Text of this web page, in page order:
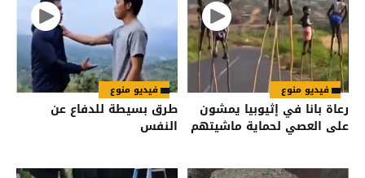
فيديو منوع
رعاة بانا في إثيوبيا يمشون
على العصي لحماية ماشيتهم
فيديو منوع
طرق بسيطة للدفاع عن
النفس